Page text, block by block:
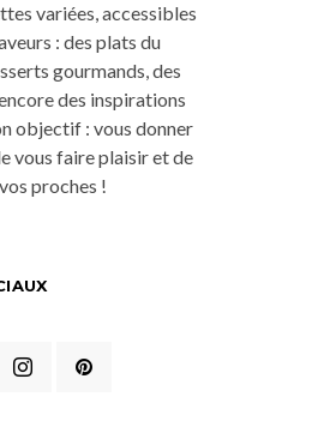
variées, accessibles
: des plats du
gourmands, des
des inspirations
objectif : vous donner
vous faire plaisir et de
proches !